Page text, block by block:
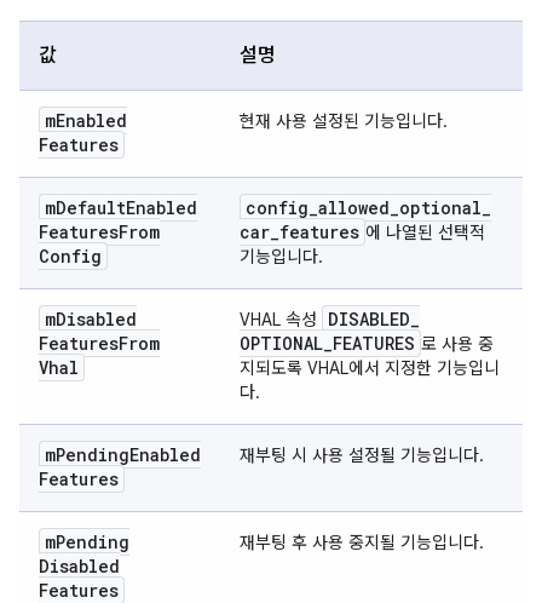
값 설명
mEnabled
Features
현재 사용 설정된 기능입니다.
mDefaultEnabled
FeaturesFrom
Config
config_allowed_optional_
car_features 에 나열된 선택적
기능입니다.
mDisabled
FeaturesFrom
Vhal
VHAL 속성 DISABLED_
OPTIONAL_FEATURES 로 사용 중
지되도록 VHAL에서 지정한 기능입니
다.
mPendingEnabled
Features
재부팅 시 사용 설정될 기능입니다.
mPending
Disabled
Features
재부팅 후 사용 중지될 기능입니다.